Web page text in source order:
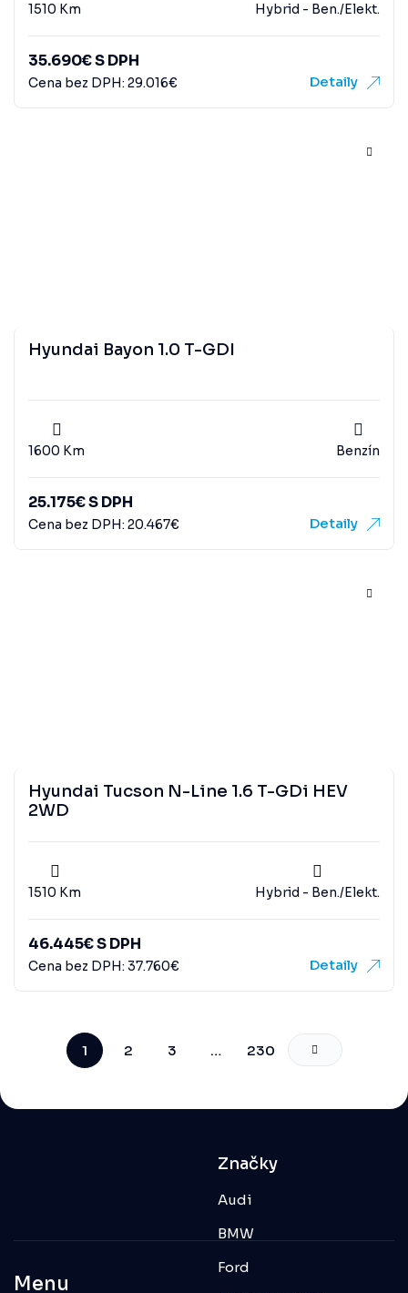
1510 Km Hybrid - Ben./Elekt.
35.690€S DPH
Cena bez DPH: 29.016€ Detaily
Hyundai Bayon 1.0 T-GDI
1600 Km Benzín
25.175€S DPH
Cena bez DPH: 20.467€ Detaily
Hyundai Tucson N-Line 1.6 T-GDi HEV
2WD
1510 Km Hybrid - Ben./Elekt.
46.445€S DPH
Cena bez DPH: 37.760€ Detaily
1 2 3 … 230
Menu
Značky
Audi
BMW
Ford